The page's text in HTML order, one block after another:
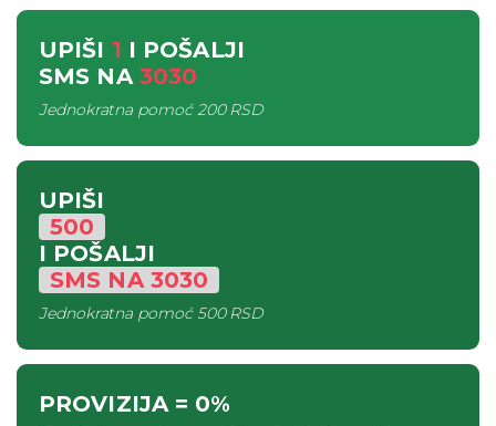
UPIŠI 1 I POŠALJI
SMS NA 3030
Jednokratna pomoć200 RSD
UPIŠI
500
I POŠALJI
SMS NA3030
Jednokratna pomoć500 RSD
PROVIZIJA= 0%